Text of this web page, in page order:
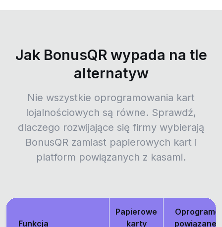
Jak BonusQR wypada na tle
alternatyw
Nie wszystkie oprogramowania kart
lojalnościowych są równe. Sprawdź,
dlaczego rozwijające się firmy wybierają
BonusQR zamiast papierowych kart i
platform powiązanych z kasami.
Funkcja
Papierowe
karty
powiązane